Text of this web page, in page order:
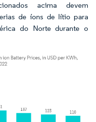
acima devem
de íons de lítio para
do Norte durante o